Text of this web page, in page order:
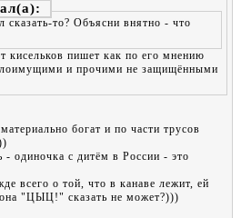
сказать-то? Объясни внятно - что
кисельков пишет как по его мнению
и прочими не защищёнными
богат и по части трусов
одиночка с дитём в России - это
всего о той, что в канаве лежит, ей
"ЦЫЦ!" сказать не может?)))